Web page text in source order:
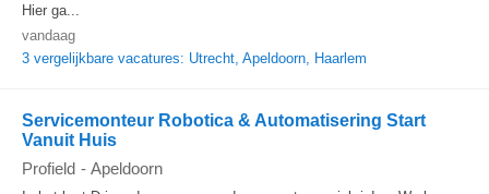
Hier ga...
vandaag
3 vergelijkbare vacatures: Utrecht, Apeldoorn, Haarlem
Servicemonteur Robotica & Automatisering Start
Vanuit Huis
Profield - Apeldoorn